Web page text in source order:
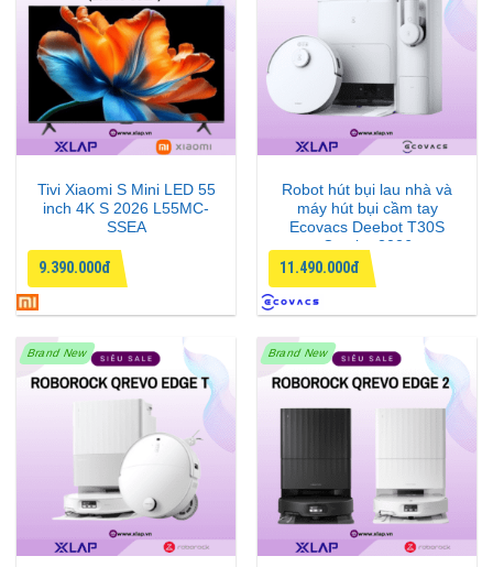
Tivi Xiaomi S Mini LED 55
inch 4K S 2026 L55MC-
SSEA
9.390.000đ
Robot hút bụi lau nhà và
máy hút bụi cầm tay
Ecovacs Deebot T30S
Combo 2026
11.490.000đ
Brand New Brand New